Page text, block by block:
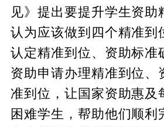
见》提出要提升学生资助
认为应该做到四个精准到
认定精准到位、资助标准
资助申请办理精准到位、
准到位，让国家资助惠及
困难学生，帮助他们顺利